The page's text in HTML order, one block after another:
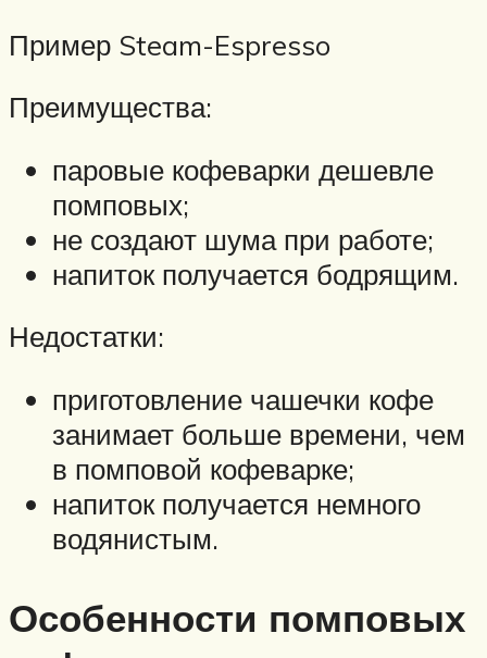
Пример Steam-Espresso
Преимущества:
паровые кофеварки дешевле
помповых;
не создают шума при работе;
напиток получается бодрящим.
Недостатки:
приготовление чашечки кофе
занимает больше времени, чем
в помповой кофеварке;
напиток получается немного
водянистым.
Особенности помповых